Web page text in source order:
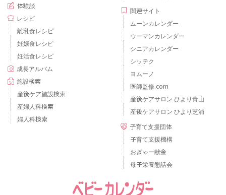
体験談
レシピ
離乳食レシピ
妊娠食レシピ
妊活食レシピ
成長アルバム
施設検索
産後ケア施設検索
産婦人科検索
婦人科検索
関連サイト
ムーンカレンダー
ウーマンカレンダー
シニアカレンダー
シッテク
ヨムーノ
医師監修.com
産後ケアサロン ひより青山
産後ケアサロン ひより芝浦
子育て支援団体
子育て支援機構
おぎゃー献金
母子栄養懇話会